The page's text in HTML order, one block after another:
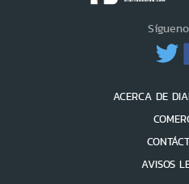
ACERCA DE
AVISOS